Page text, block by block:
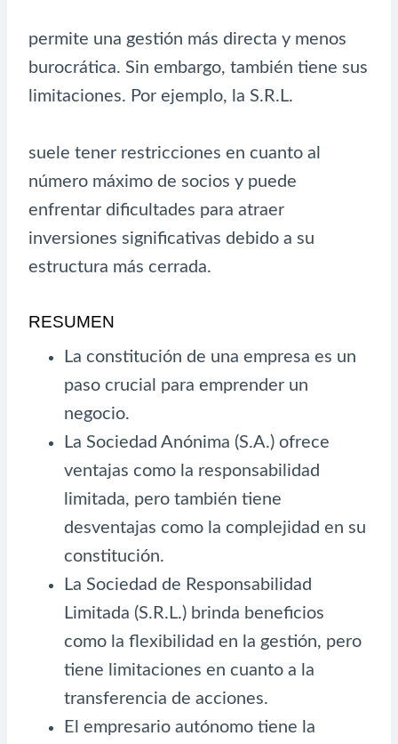
permite una gestión más directa y menos
burocrática. Sin embargo, también tiene sus
limitaciones. Por ejemplo, la S.R.L.
suele tener restricciones en cuanto al
número máximo de socios y puede
enfrentar dificultades para atraer
inversiones significativas debido a su
estructura más cerrada.
RESUMEN
La constitución de una empresa es un
paso crucial para emprender un
negocio.
La Sociedad Anónima (S.A.) ofrece
ventajas como la responsabilidad
limitada, pero también tiene
desventajas como la complejidad en su
constitución.
La Sociedad de Responsabilidad
Limitada (S.R.L.) brinda beneficios
como la flexibilidad en la gestión, pero
tiene limitaciones en cuanto a la
transferencia de acciones.
El empresario autónomo tiene la